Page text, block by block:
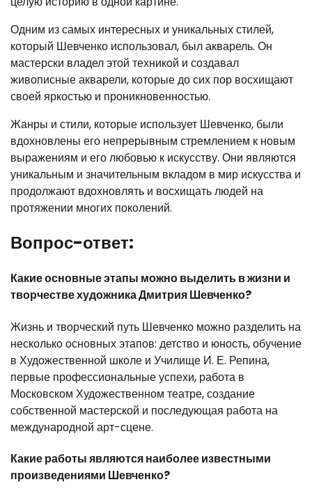
Одним из самых интересных и уникальных стилей,
который Шевченко использовал, был акварель. Он
мастерски владел этой техникой и создавал
живописные акварели, которые до сих пор восхищают
своей яркостью и проникновенностью.
Жанры и стили, которые использует Шевченко, были
вдохновлены его непрерывным стремлением к новым
выражениям и его любовью к искусству. Они являются
уникальным и значительным вкладом в мир искусства и
продолжают вдохновлять и восхищать людей на
протяжении многих поколений.
Вопрос-ответ:
Какие основные этапы можно выделить в жизни и
творчестве художника Дмитрия Шевченко?
Жизнь и творческий путь Шевченко можно разделить на
несколько основных этапов: детство и юность, обучение
в Художественной школе и Училище И. Е. Репина,
первые профессиональные успехи, работа в
Московском Художественном театре, создание
собственной мастерской и последующая работа на
международной арт-сцене.
Какие работы являются наиболее известными
произведениями Шевченко?